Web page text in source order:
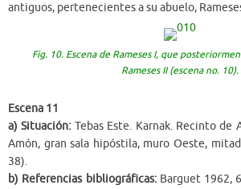
antiguos, pertenecientes a su abuelo,
Fig. 10. Escena de Rameses I, que
Rameses II (escena no. 10).
Escena 11
a) Situación: Tebas Este. Karnak. Recinto de
Amón, gran sala hipóstila, muro Oeste,
38).
b) Referencias bibliográficas:Barguet 1962,